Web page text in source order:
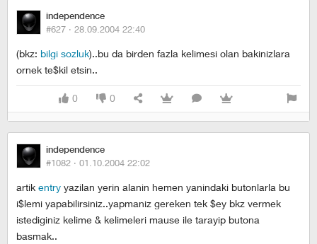
independence
#627 · 28.09.2004 22:40
(bkz: bilgi sozluk)..bu da birden fazla kelimesi olan bakinizlara
ornek te$kil etsin..
0 0
independence
#1082 · 01.10.2004 22:02
artik entry yazilan yerin alanin hemen yanindaki butonlarla bu
i$lemi yapabilirsiniz..yapmaniz gereken tek $ey bkz vermek
istediginiz kelime & kelimeleri mause ile tarayip butona
basmak..